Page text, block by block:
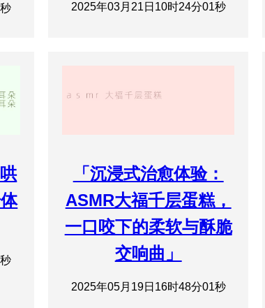
2025年03月21日10时24分01秒
「沉浸式治愈体验：
ASMR大福千层蛋糕，
一口咬下的柔软与酥脆
交响曲」
2025年05月19日16时48分01秒